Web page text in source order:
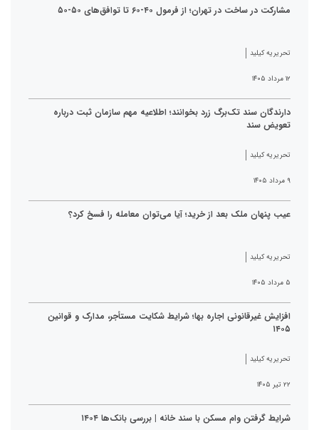
مشارکت در ساخت در تهران؛ از فرمول ۴۰-۶۰ تا توافق‌های ۵۰-۵۰
تحریریه کیلید
۱۲ مرداد ۱۴۰۵
دارندگان سند تک‌برگ زرد بخوانند؛ اطلاعیه مهم سازمان ثبت درباره
تعویض سند
تحریریه کیلید
۹ مرداد ۱۴۰۵
عیب پنهان ملک بعد از خرید؛ آیا می‌توان معامله را فسخ کرد؟
تحریریه کیلید
۵ مرداد ۱۴۰۵
افزایش غیرقانونی اجاره بها؛ شرایط شکایت مستأجر، مدارک و قوانین
۱۴۰۵
تحریریه کیلید
۲۲ تیر ۱۴۰۵
شرایط گرفتن وام مسکن با سند خانه | بررسی بانک‌ها ۱۴۰۴